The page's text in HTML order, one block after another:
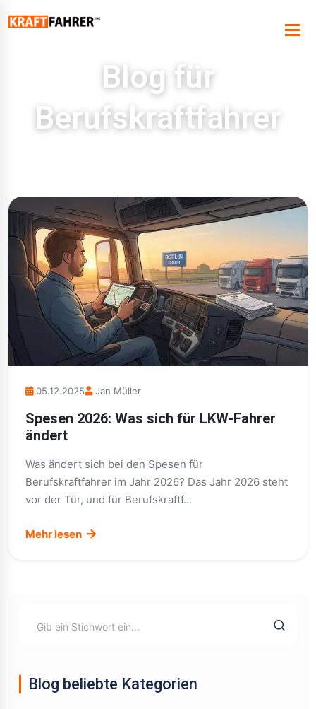
Blog für
Berufskraftfahrer
05.12.2025 Jan Müller
Spesen 2026: Was sich für LKW-Fahrer
ändert
Was ändert sich bei den Spesen für
Berufskraftfahrer im Jahr 2026? Das Jahr 2026 steht
vor der Tür, und für Berufskraftf...
Mehr lesen
Blog beliebte Kategorien